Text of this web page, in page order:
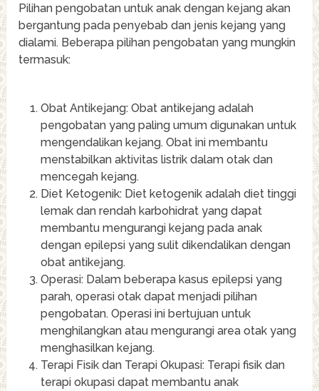
Pilihan pengobatan untuk anak dengan kejang akan
bergantung pada penyebab dan jenis kejang yang
dialami. Beberapa pilihan pengobatan yang mungkin
termasuk:
Obat Antikejang: Obat antikejang adalah
pengobatan yang paling umum digunakan untuk
mengendalikan kejang. Obat ini membantu
menstabilkan aktivitas listrik dalam otak dan
mencegah kejang.
Diet Ketogenik: Diet ketogenik adalah diet tinggi
lemak dan rendah karbohidrat yang dapat
membantu mengurangi kejang pada anak
dengan epilepsi yang sulit dikendalikan dengan
obat antikejang.
Operasi: Dalam beberapa kasus epilepsi yang
parah, operasi otak dapat menjadi pilihan
pengobatan. Operasi ini bertujuan untuk
menghilangkan atau mengurangi area otak yang
menghasilkan kejang.
Terapi Fisik dan Terapi Okupasi: Terapi fisik dan
terapi okupasi dapat membantu anak